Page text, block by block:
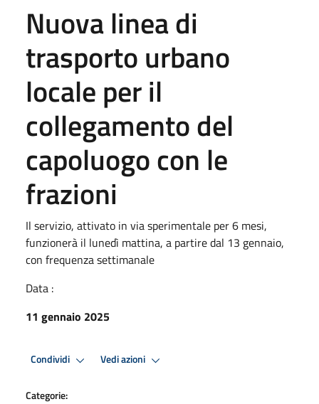
Nuova linea di
trasporto urbano
locale per il
collegamento del
capoluogo con le
frazioni
Il servizio, attivato in via sperimentale per 6 mesi,
funzionerà il lunedì mattina, a partire dal 13 gennaio,
con frequenza settimanale
Data :
11 gennaio 2025
Condividi Vedi azioni
Categorie: